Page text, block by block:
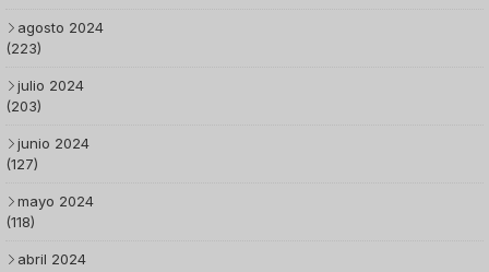
agosto 2024
(223)
julio 2024
(203)
junio 2024
(127)
mayo 2024
(118)
abril 2024